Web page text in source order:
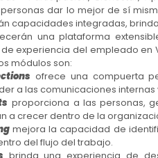
dar lo mejor de sí
capacidades integradas,
una plataforma
experiencia del empleado en
módulos son:
ofrece una compuerta
a las comunicaciones
proporciona a las personas,
a crecer dentro de la
mejora la capacidad de
del flujo del trabajo.